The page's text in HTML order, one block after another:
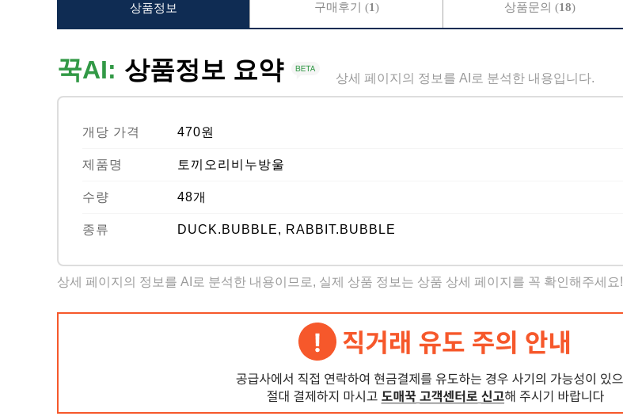
꾹AI: 상품정보 요약 상세 페이지의 정보를 AI로 분석한 내용입니다.
개당 가격 470원
제품명 토끼오리비누방울
수량 48개
종류 DUCK.BUBBLE, RABBIT.BUBBLE
상세 페이지의 정보를 AI로 분석한 내용이므로, 실제 상품 정보는 상품 상세 페이지를 꼭 확인해주세요!
상품정보 구매후기 (1) 상품문의 (18)